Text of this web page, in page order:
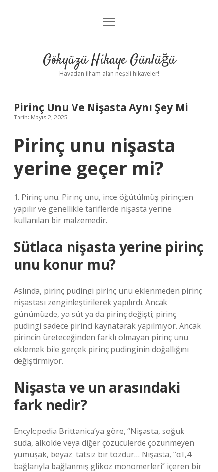
Anasayfa
Yasal Uyarı
menüyü
Gökyüzü Hikaye Günlüğü
Havadan ilham alan neşeli hikayeler!
Pirinç Unu Ve Nişasta Aynı Şey Mi
Tarih: Mayıs 2, 2025
Pirinç unu nişasta
yerine geçer mi?
1. Pirinç unu. Pirinç unu, ince öğütülmüş pirinçten
yapılır ve genellikle tariflerde nişasta yerine
kullanılan bir malzemedir.
Sütlaca nişasta yerine pirinç
unu konur mu?
Aslında, pirinç pudingi pirinç unu eklenmeden pirinç
nişastası zenginleştirilerek yapılırdı. Ancak
günümüzde, ya süt ya da pirinç değişti; pirinç
pudingi sadece pirinci kaynatarak yapılmıyor. Ancak
pirincin üreteceğinden farklı olmayan pirinç unu
eklemek bile gerçek pirinç pudinginin doğallığını
değiştirmiyor.
Nişasta ve un arasındaki
fark nedir?
Encylopedia Brittanica’ya göre, “Nişasta, soğuk
suda, alkolde veya diğer çözücülerde çözünmeyen
yumuşak, beyaz, tatsız bir tozdur… Nişasta, “α1,4
bağlarıyla bağlanmış glikoz monomerleri” içeren bir